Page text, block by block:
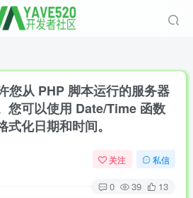
您从 PHP 脚本运行的服务器
您可以使用 Date/Time 函数
化日期和时间。
关注 私信
0 39 13